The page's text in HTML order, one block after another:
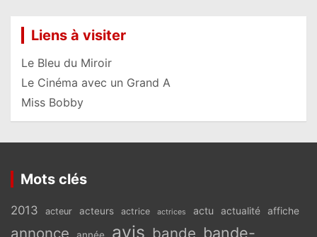
Liens à visiter
Le Bleu du Miroir
Le Cinéma avec un Grand A
Miss Bobby
Mots clés
2013 acteur acteurs actrice actrices actu actualité affiche
annonce avis bande bande-